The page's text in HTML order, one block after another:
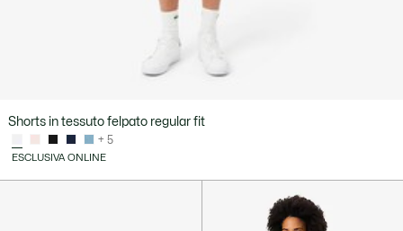
Shorts in tessuto felpato regular fit
+ 5
ESCLUSIVA ONLINE